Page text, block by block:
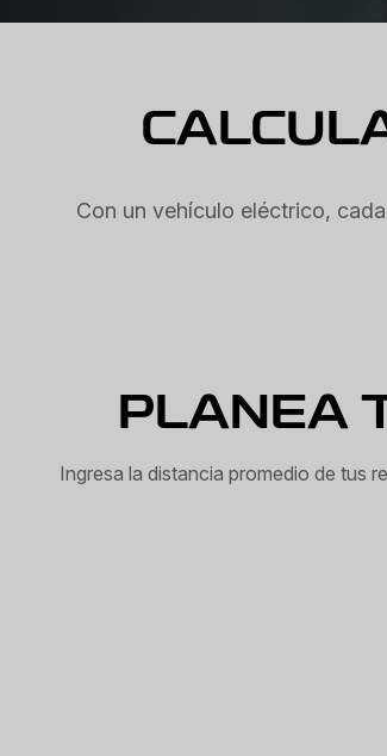
Con un vehículo eléctrico,
PLANEA
Ingresa la distancia promedio de tus